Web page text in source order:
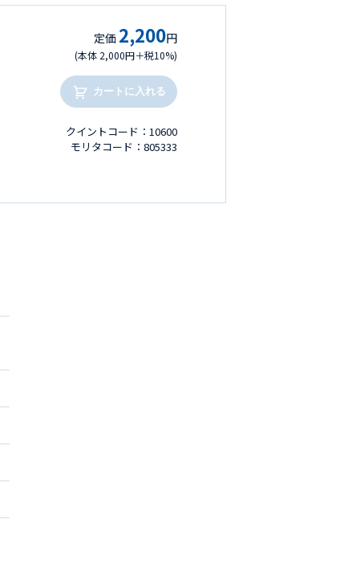
定価 2,200円
(本体 2,000円＋税10%)
カートに入れる
クイントコード：10600
モリタコード：805333